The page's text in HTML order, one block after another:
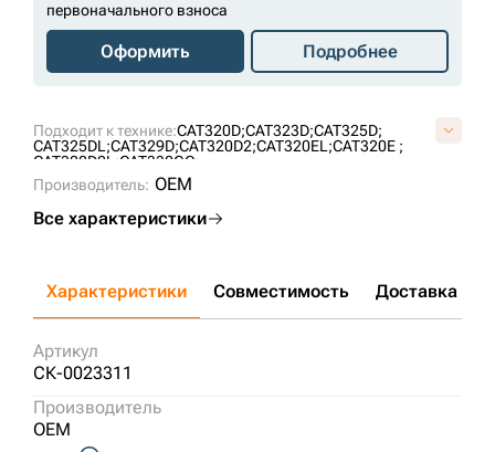
Подходит к технике:CAT320D;CAT323D;CAT325D;
CAT325DL;CAT329D;CAT320D2;CAT320EL;CAT320E ;
CAT320D2L;CAT330GC;
Производитель: OEM
Все характеристики
первоначального взноса
Оформить Подробнее
Характеристики Совместимость Доставка и
Артикул
СК-0023311
Производитель
OEM